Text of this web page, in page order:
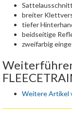
breiter
tiefer
beidseitige
zweifarbig
Weitere Artikel